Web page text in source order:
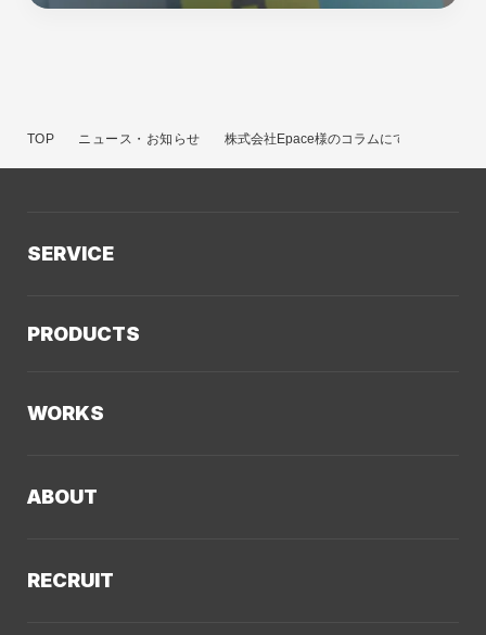
TOP ニュース・お知らせ 株式会社Epace様のコラムにてクーシーが
SERVICE
Web制作
デザイン・ブランディング
システム開発・DX支援
PRODUCTS
LLMO／AIO／GEO診断
WORKS
ABOUT
RECRUIT